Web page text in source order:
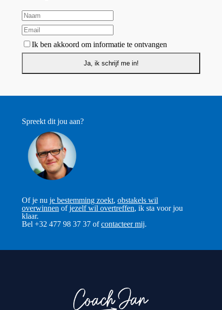
Ik ben akkoord om informatie te ontvangen
Spreekt dit jou aan?
Of je nu je bestemming zoekt, obstakels wil
overwinnen ofjezelf wil overtreffen, ik sta voor jou
klaar.
Bel +32 477 98 37 37 ofcontacteer mij.